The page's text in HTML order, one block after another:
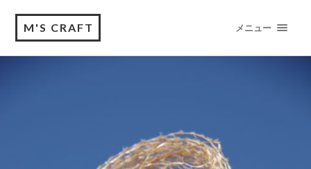
M'S CRAFT メニュー